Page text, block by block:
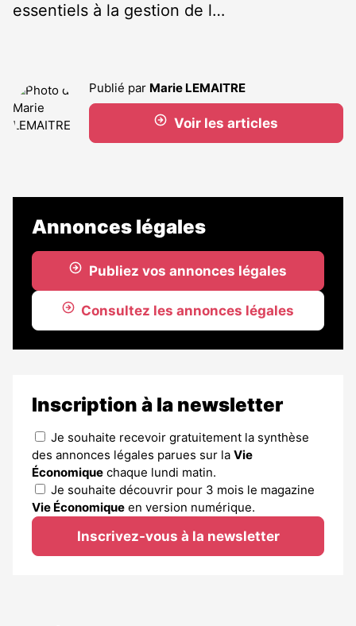
essentiels à la gestion de l…
Publié par Marie LEMAITRE
Voir les articles
Annonces légales
Publiez vos annonces légales
Consultez les annonces légales
Inscription à la newsletter
Je souhaite recevoir gratuitement la synthèse
des annonces légales parues sur la Vie
Économique chaque lundi matin.
Je souhaite découvrir pour 3 mois le magazine
Vie Économique en version numérique.
Inscrivez-vous à la newsletter